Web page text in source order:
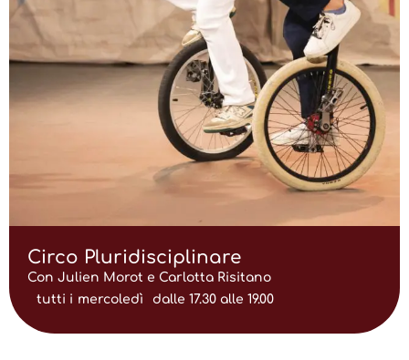
Circo Pluridisciplinare
Con Julien Morot e Carlotta Risitano
tutti i mercoledì dalle 17.30 alle 19.00